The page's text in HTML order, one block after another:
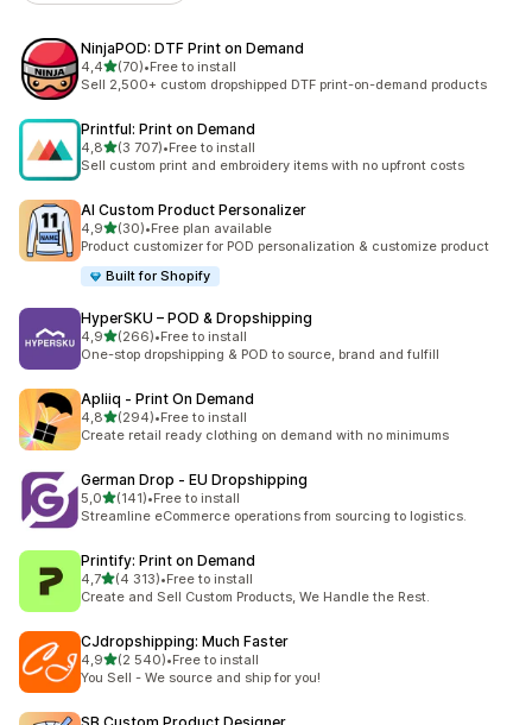
NinjaPOD: DTF Print on Demand
4,4na 5 gwiazdek
(70)
Łączna liczba recenzji: 70
•Free to install
Sell 2,500+ custom dropshipped DTF print-on-demand products
Printful: Print on Demand
4,8na 5 gwiazdek
(3 707)
Łączna liczba recenzji: 3707
•Free to install
Sell custom print and embroidery items with no upfront costs
AI Custom Product Personalizer
4,9na 5 gwiazdek
(30)
Łączna liczba recenzji: 30
•Free plan available
Product customizer for POD personalization & customize product
Built for Shopify
HyperSKU – POD & Dropshipping
4,9na 5 gwiazdek
(266)
Łączna liczba recenzji: 266
•Free to install
One-stop dropshipping & POD to source, brand and fulfill
Apliiq ‑ Print On Demand
4,8na 5 gwiazdek
(294)
Łączna liczba recenzji: 294
•Free to install
Create retail ready clothing on demand with no minimums
German Drop ‑ EU Dropshipping
5,0na 5 gwiazdek
(141)
Łączna liczba recenzji: 141
•Free to install
Streamline eCommerce operations from sourcing to logistics.
Printify: Print on Demand
4,7na 5 gwiazdek
(4 313)
Łączna liczba recenzji: 4313
•Free to install
Create and Sell Custom Products, We Handle the Rest.
CJdropshipping: Much Faster
4,9na 5 gwiazdek
(2 540)
Łączna liczba recenzji: 2540
•Free to install
You Sell - We source and ship for you!